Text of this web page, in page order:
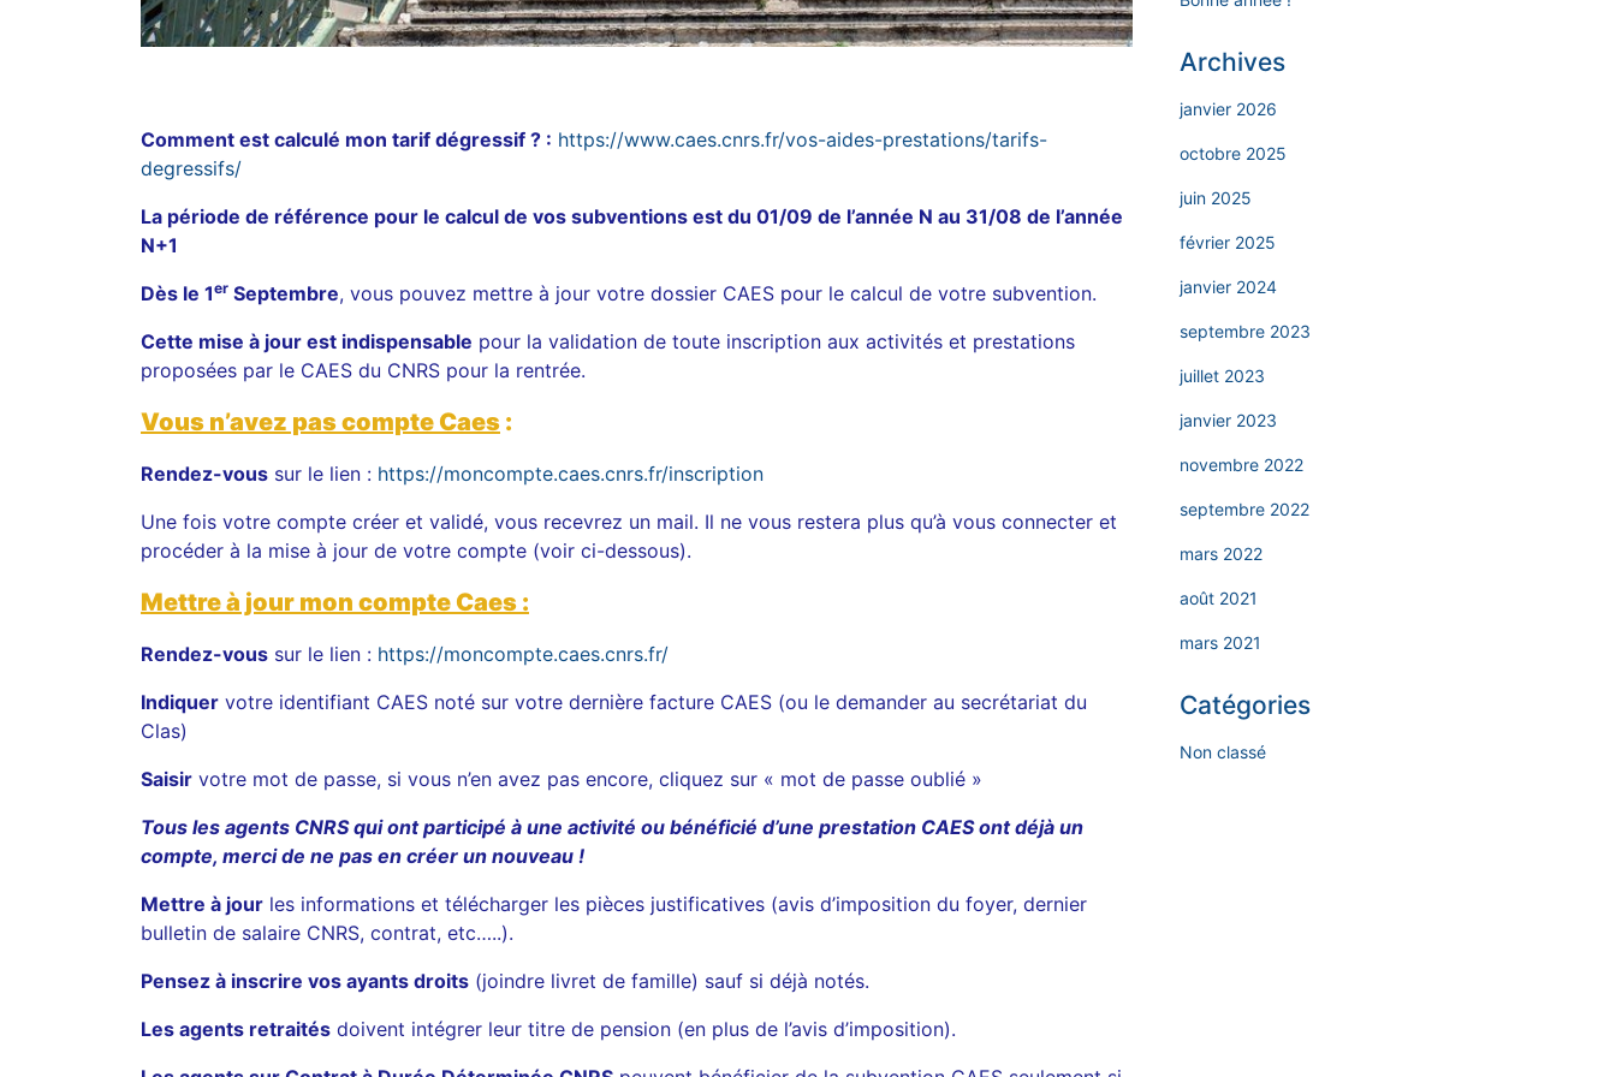
Comment est calculé mon tarif dégressif ? : https://www.caes.cnrs.fr/vos-aides-prestations/tarifs-
degressifs/
La période de référence pour le calcul de vos subventions est du 01/09 de l’année N au 31/08 de l’année
N+1
Dès le 1er Septembre, vous pouvez mettre à jour votre dossier CAES pour le calcul de votre subvention.
Cette mise à jour est indispensable pour la validation de toute inscription aux activités et prestations
proposées par le CAES du CNRS pour la rentrée.
Vous n’avez pas compte Caes :
Rendez-vous sur le lien : https://moncompte.caes.cnrs.fr/inscription
Une fois votre compte créer et validé, vous recevrez un mail. Il ne vous restera plus qu’à vous connecter et
procéder à la mise à jour de votre compte (voir ci-dessous).
Mettre à jour mon compte Caes :
Rendez-vous sur le lien : https://moncompte.caes.cnrs.fr/
Indiquer votre identifiant CAES noté sur votre dernière facture CAES (ou le demander au secrétariat du
Clas)
Saisir votre mot de passe, si vous n’en avez pas encore, cliquez sur « mot de passe oublié »
Tous les agents CNRS qui ont participé à une activité ou bénéficié d’une prestation CAES ont déjà un
compte, merci de ne pas en créer un nouveau !
Mettre à jour les informations et télécharger les pièces justificatives (avis d’imposition du foyer, dernier
bulletin de salaire CNRS, contrat, etc…..).
Pensez à inscrire vos ayants droits (joindre livret de famille) sauf si déjà notés.
Les agents retraités doivent intégrer leur titre de pension (en plus de l’avis d’imposition).
Archives
janvier 2026
octobre 2025
juin 2025
février 2025
janvier 2024
septembre 2023
juillet 2023
janvier 2023
novembre 2022
septembre 2022
mars 2022
août 2021
mars 2021
Catégories
Non classé